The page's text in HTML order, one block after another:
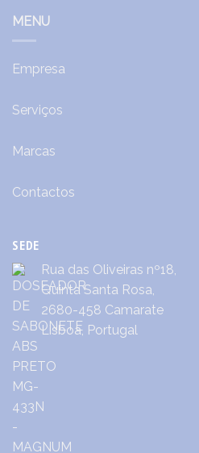
MENU
Empresa
Serviços
Marcas
Contactos
SEDE
Rua das Oliveiras nº18,
Quinta Santa Rosa,
2680-458 Camarate
Lisboa, Portugal